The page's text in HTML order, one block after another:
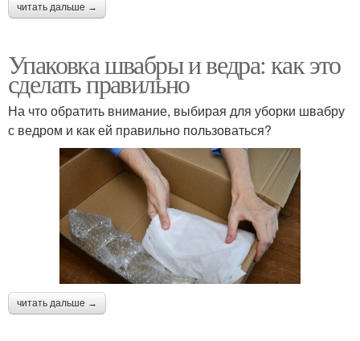
читать дальше →
Упаковка швабры и ведра: как это
сделать правильно
На что обратить внимание, выбирая для уборки швабру
с ведром и как ей правильно пользоваться?
читать дальше →